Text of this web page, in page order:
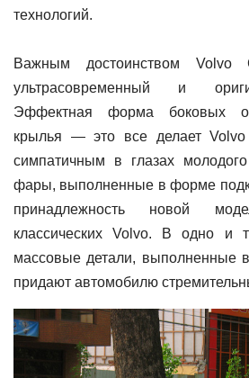
технологий.
Важным достоинством Volvo
ультрасовременный и
Эффектная форма боковых
крылья — это все делает
симпатичным в глазах
фары, выполненные в форме
принадлежность новой
классических Volvo. В одно и
массовые детали, выполненные
придают автомобилю